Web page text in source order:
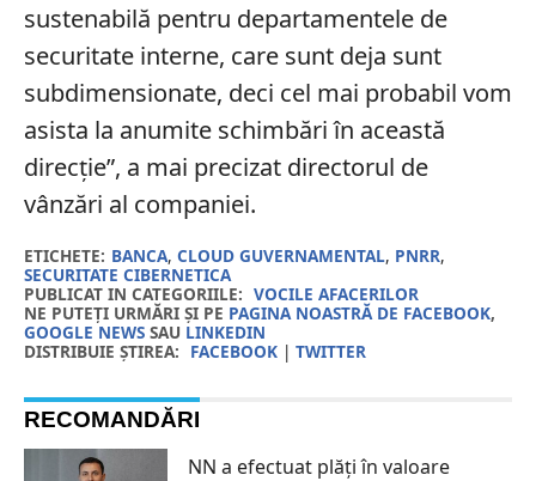
sustenabilă pentru departamentele de
securitate interne, care sunt deja sunt
subdimensionate, deci cel mai probabil vom
asista la anumite schimbări în această
direcție”, a mai precizat directorul de
vânzări al companiei.
ETICHETE: BANCA, CLOUD GUVERNAMENTAL, PNRR,
SECURITATE CIBERNETICA
PUBLICAT IN CATEGORIILE: VOCILE AFACERILOR
NE PUTEȚI URMĂRI ȘI PE PAGINA NOASTRĂ DE FACEBOOK,
GOOGLE NEWSSAU LINKEDIN
DISTRIBUIE ȘTIREA: FACEBOOK| TWITTER
RECOMANDĂRI
NN a efectuat plăți în valoare